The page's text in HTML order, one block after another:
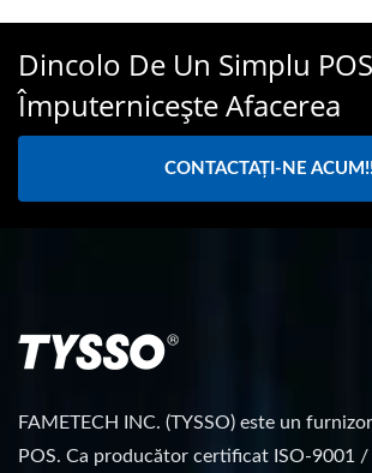
Dincolo De Un Simplu
Împuternicește Afacerea
CONTACTAȚI-NE
FAMETECH INC. (TYSSO) este un
POS. Ca producător certificat ISO-9001